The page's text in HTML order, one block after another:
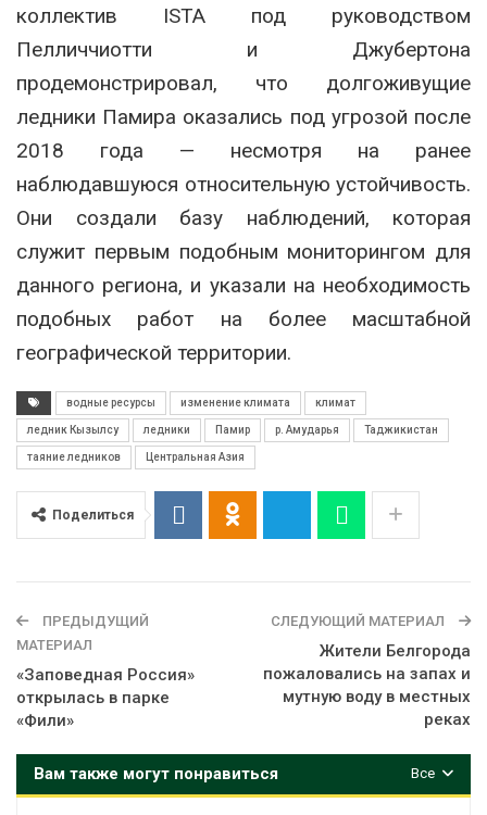
коллектив ISTA под руководством
Пелличчиотти и Джубертона
продемонстрировал, что долгоживущие
ледники Памира оказались под угрозой после
2018 года — несмотря на ранее
наблюдавшуюся относительную устойчивость.
Они создали базу наблюдений, которая
служит первым подобным мониторингом для
данного региона, и указали на необходимость
подобных работ на более масштабной
географической территории.
водные ресурсы изменение климата климат
ледник Кызылсу ледники Памир р. Амударья Таджикистан
таяние ледников Центральная Азия
Поделиться
ПРЕДЫДУЩИЙ
МАТЕРИАЛ
«Заповедная Россия»
открылась в парке
«Фили»
СЛЕДУЮЩИЙ МАТЕРИАЛ
Жители Белгорода
пожаловались на запах и
мутную воду в местных
реках
Все
Вам также могут понравиться